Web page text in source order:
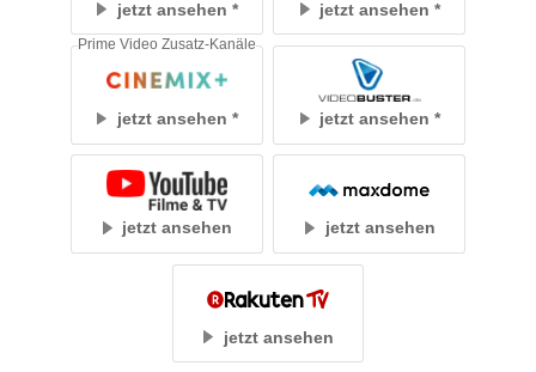
jetzt ansehen jetzt ansehen
jetzt ansehen
Prime Video Zusatz-Kanäle
jetzt ansehen
jetzt ansehen jetzt ansehen
jetzt ansehen